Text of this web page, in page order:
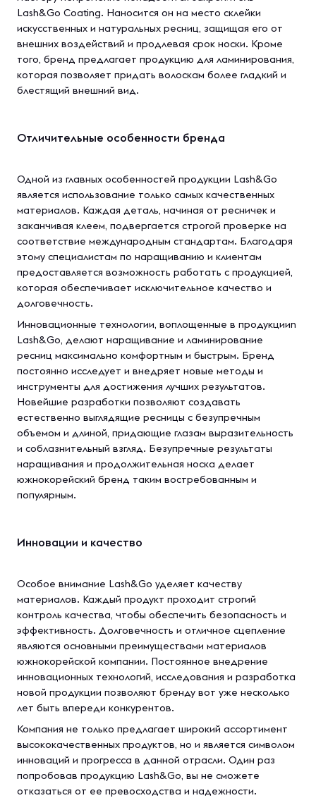
Lash&Go Coating. Наносится он на место склейки
искусственных и натуральных ресниц, защищая его от
внешних воздействий и продлевая срок носки. Кроме
того, бренд предлагает продукцию для ламинирования,
которая позволяет придать волоскам более гладкий и
блестящий внешний вид.
Отличительные особенности бренда
Одной из главных особенностей продукции Lash&Go
является использование только самых качественных
материалов. Каждая деталь, начиная от ресничек и
заканчивая клеем, подвергается строгой проверке на
соответствие международным стандартам. Благодаря
этому специалистам по наращиванию и клиентам
предоставляется возможность работать с продукцией,
которая обеспечивает исключительное качество и
долговечность.
Инновационные технологии, воплощенные в продукцииn
Lash&Go, делают наращивание и ламинирование
ресниц максимально комфортным и быстрым. Бренд
постоянно исследует и внедряет новые методы и
инструменты для достижения лучших результатов.
Новейшие разработки позволяют создавать
естественно выглядящие ресницы с безупречным
объемом и длиной, придающие глазам выразительность
и соблазнительный взгляд. Безупречные результаты
наращивания и продолжительная носка делает
южнокорейский бренд таким востребованным и
популярным.
Инновации и качество
Особое внимание Lash&Go уделяет качеству
материалов. Каждый продукт проходит строгий
контроль качества, чтобы обеспечить безопасность и
эффективность. Долговечность и отличное сцепление
являются основными преимуществами материалов
южнокорейской компании. Постоянное внедрение
инновационных технологий, исследования и разработка
новой продукции позволяют бренду вот уже несколько
лет быть впереди конкурентов.
Компания не только предлагает широкий ассортимент
высококачественных продуктов, но и является символом
инноваций и прогресса в данной отрасли. Один раз
попробовав продукцию Lash&Go, вы не сможете
отказаться от ее превосходства и надежности.